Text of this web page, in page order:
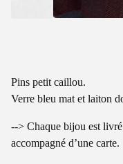
Pins petit caillou.
Verre bleu mat et laiton
--> Chaque bijou est
accompagné d’une carte.